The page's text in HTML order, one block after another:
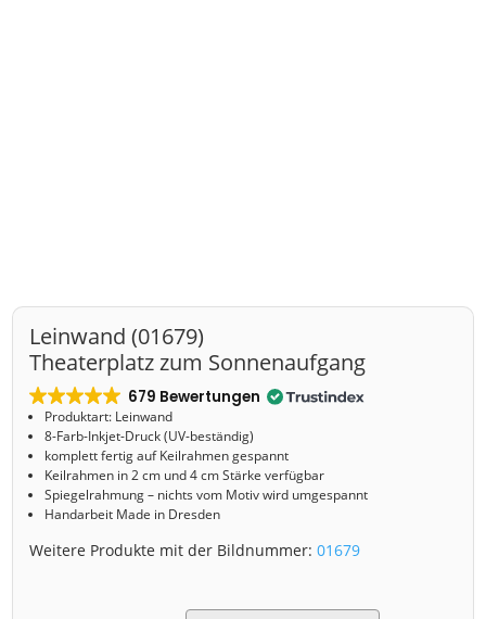
Leinwand (01679)
Theaterplatz zum Sonnenaufgang
679 Bewertungen
Produktart: Leinwand
8-Farb-Inkjet-Druck (UV-beständig)
komplett fertig auf Keilrahmen gespannt
Keilrahmen in 2 cm und 4 cm Stärke verfügbar
Spiegelrahmung – nichts vom Motiv wird umgespannt
Handarbeit Made in Dresden
Weitere Produkte mit der Bildnummer:01679